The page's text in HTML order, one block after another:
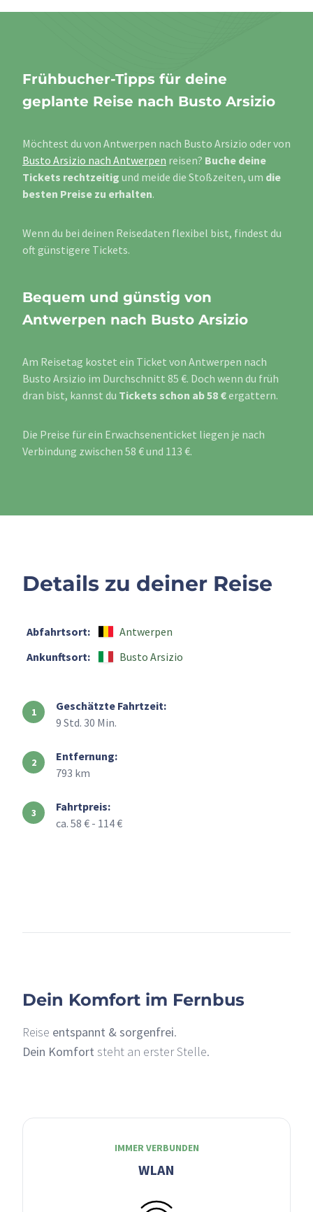
Frühbucher-Tipps für deine
geplante Reise nach Busto Arsizio
Möchtest du von Antwerpen nach Busto Arsizio oder von
Busto Arsizio nach Antwerpen reisen? Buche deine
Tickets rechtzeitig und meide die Stoßzeiten, um die
besten Preise zu erhalten.
Wenn du bei deinen Reisedaten flexibel bist, findest du
oft günstigere Tickets.
Bequem und günstig von
Antwerpen nach Busto Arsizio
Am Reisetag kostet ein Ticket von Antwerpen nach
Busto Arsizio im Durchschnitt 85 €. Doch wenn du früh
dran bist, kannst du Tickets schon ab 58 €ergattern.
Die Preise für ein Erwachsenenticket liegen je nach
Verbindung zwischen 58 € und 113 €.
Details zu deiner Reise
Abfahrtsort:
Antwerpen
Ankunftsort:
Busto Arsizio
Geschätzte Fahrtzeit:
9 Std. 30 Min.
Entfernung:
793 km
Fahrtpreis:
ca. 58 € - 114 €
Dein Komfort im Fernbus
Reise entspannt & sorgenfrei.
Dein Komfort steht an erster Stelle.
IMMER VERBUNDEN
WLAN